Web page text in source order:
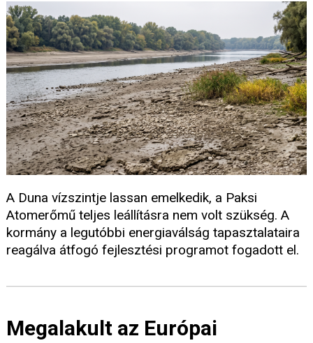
A Duna vízszintje lassan emelkedik, a Paksi
Atomerőmű teljes leállításra nem volt szükség. A
kormány a legutóbbi energiaválság tapasztalataira
reagálva átfogó fejlesztési programot fogadott el.
Megalakult az Európai